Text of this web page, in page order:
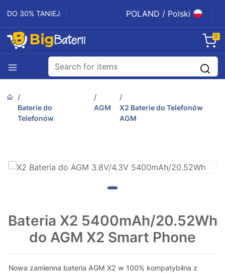
DO 30% TANIEJ POLAND / Polski
0
Baterie do
Telefonów
AGM
X2 Baterie do Telefonów
AGM
Bateria X2 5400mAh/20.52Wh
do AGM X2 Smart Phone
Nowa zamienna bateria AGM X2 w 100% kompatybilna z